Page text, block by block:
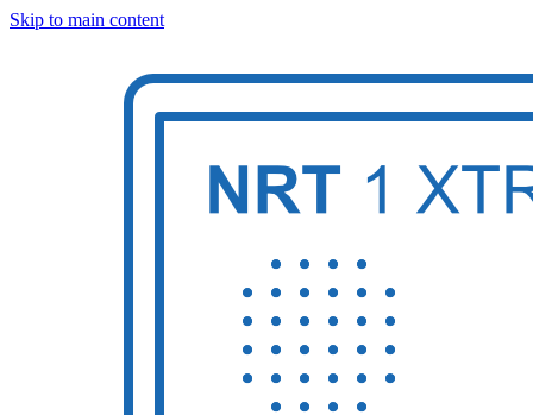
Skip to main content